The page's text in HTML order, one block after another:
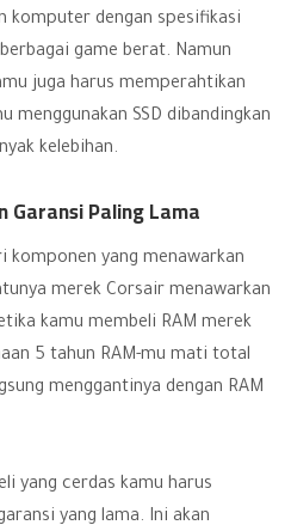
komputer dengan spesifikasi
game berat. Namun
juga harus memperahtikan
menggunakan SSD dibandingkan
kelebihan.
Garansi Paling Lama
komponen yang menawarkan
merek Corsair menawarkan
kamu membeli RAM merek
5 tahun RAM-mu mati total
menggantinya dengan RAM
yang cerdas kamu harus
yang lama. Ini akan